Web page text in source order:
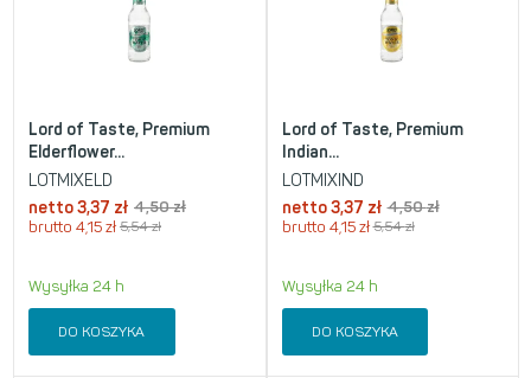
Lord of Taste, Premium
Elderflower...
LOTMIXELD
netto3,37 zł 4,50zł
brutto 4,15 zł 5,54zł
Wysyłka 24 h
DO KOSZYKA
Lord of Taste, Premium
Indian...
LOTMIXIND
netto 3,37 zł 4,50zł
brutto 4,15 zł 5,54zł
Wysyłka 24 h
DO KOSZYKA